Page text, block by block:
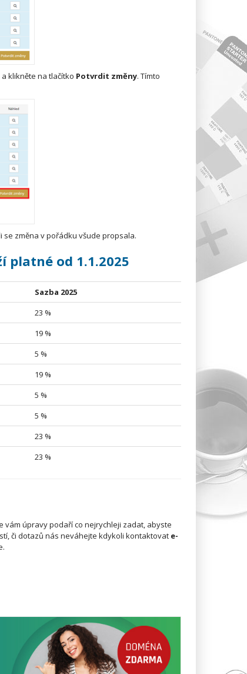
klikněte na tlačítko Potvrdit změny. Tímto
změna v pořádku všude propsala.
platné od 1.1.2025
Sazba 2025
23 %
19 %
5 %
19 %
5 %
5 %
23 %
23 %
vám úpravy podaří co nejrychleji zadat, abyste
či dotazů nás neváhejte kdykoli kontaktovat e-